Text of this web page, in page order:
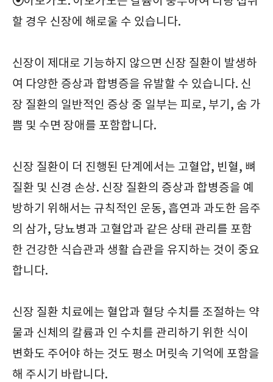
할 경우 신장에 해로울 수 있습니다.
신장이 제대로 기능하지 않으면 신장 질환이 발생하
여 다양한 증상과 합병증을 유발할 수 있습니다. 신
장 질환의 일반적인 증상 중 일부는 피로, 부기, 숨 가
쁨 및 수면 장애를 포함합니다.
신장 질환이 더 진행된 단계에서는 고혈압, 빈혈, 뼈
질환 및 신경 손상. 신장 질환의 증상과 합병증을 예
방하기 위해서는 규칙적인 운동, 흡연과 과도한 음주
의 삼가, 당뇨병과 고혈압과 같은 상태 관리를 포함
한 건강한 식습관과 생활 습관을 유지하는 것이 중요
합니다.
신장 질환 치료에는 혈압과 혈당 수치를 조절하는 약
물과 신체의 칼륨과 인 수치를 관리하기 위한 식이
변화도 주어야 하는 것도 평소 머릿속 기억에 포함을
해 주시기 바랍니다.